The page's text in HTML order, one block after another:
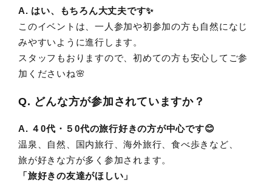
A. はい、もちろん大丈夫です✨
このイベントは、一人参加や初参加の方も自然になじ
みやすいように進行します。
スタッフもおりますので、初めての方も安心してご参
加くださいね🌸
Q. どんな方が参加されていますか？
A. ４0代・５0代の旅行好きの方が中心です😊
温泉、自然、国内旅行、海外旅行、食べ歩きなど、
旅が好きな方が多く参加されます。
「旅好きの友達がほしい」